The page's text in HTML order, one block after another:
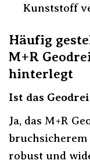
Kunststoff
Häufig
M+R
hinterlegt
Ist das
Ja, das M+R
robust und